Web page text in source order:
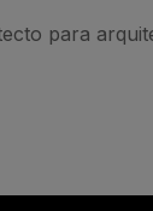
para